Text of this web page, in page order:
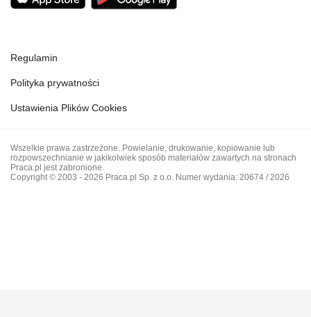
Regulamin
Polityka prywatności
Ustawienia Plików Cookies
Wszelkie prawa zastrzeżone. Powielanie, drukowanie, kopiowanie lub
rozpowszechnianie w jakikolwiek sposób materiałów zawartych na stronach
Praca.pl jest zabronione.
Copyright © 2003 - 2026 Praca.pl Sp. z o.o. Numer wydania: 20674 / 2026